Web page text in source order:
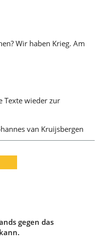
Wir haben Krieg. Am
Texte wieder zur
van Kruijsbergen
gegen das